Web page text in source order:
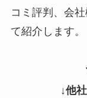
コミ評判、会
て紹介します。
↓他